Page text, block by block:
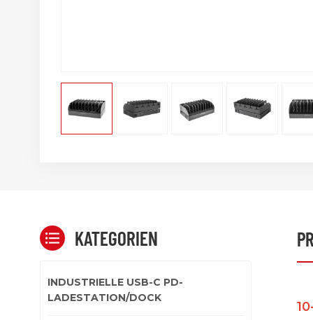
KATEGORIEN
INDUSTRIELLE USB-C PD-
LADESTATION/DOCK